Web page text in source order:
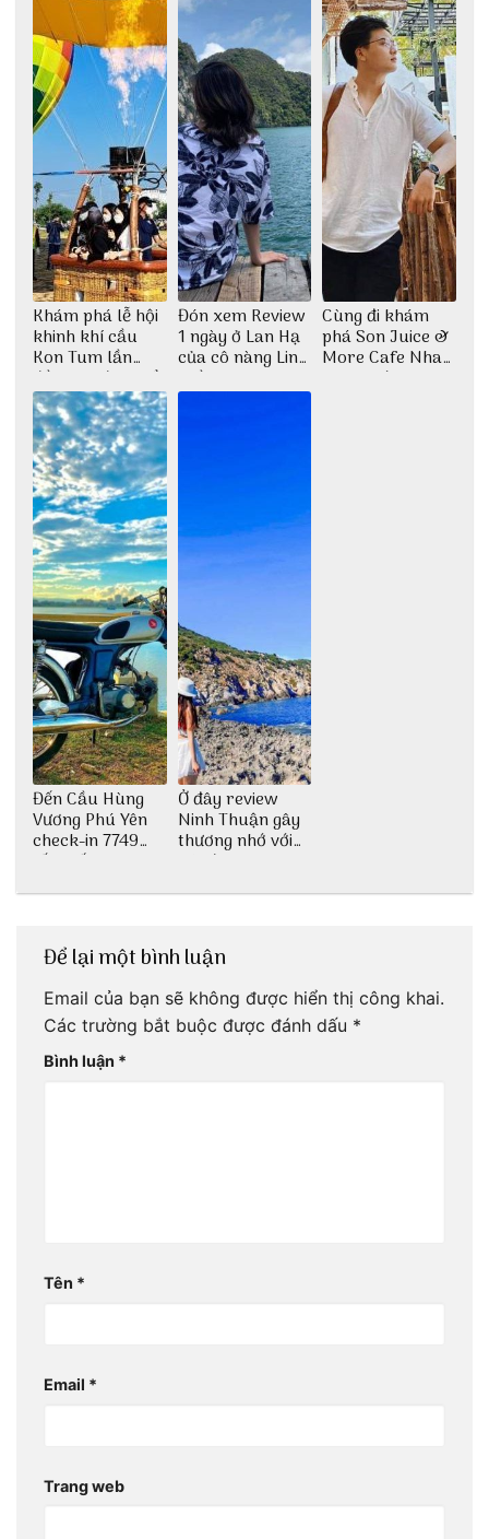
Khám phá lễ hội
khinh khí cầu
Kon Tum lần
đầu tiên được tổ
chức
Đón xem Review
1 ngày ở Lan Hạ
của cô nàng Linh
Trần
Cùng đi khám
phá Son Juice &
More Cafe Nha
Trang với anh
Đến Cầu Hùng
Vương Phú Yên
check-in 7749
tấm sống ảo
Ở đây review
Ninh Thuận gây
thương nhớ với
nét đẹp thiên
Để lại một bình luận
Email của bạn sẽ không được hiển thị công khai.
Các trường bắt buộc được đánh dấu *
Bình luận *
Tên *
Email *
Trang web